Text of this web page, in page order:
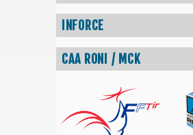
INFORCE
CAA RONI / MCK